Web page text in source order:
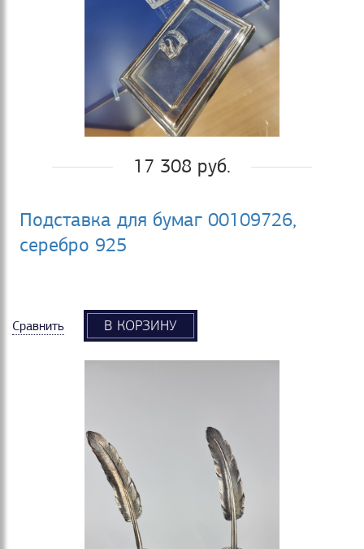
17 308 руб.
Подставка для бумаг 00109726,
серебро 925
Сравнить В КОРЗИНУ